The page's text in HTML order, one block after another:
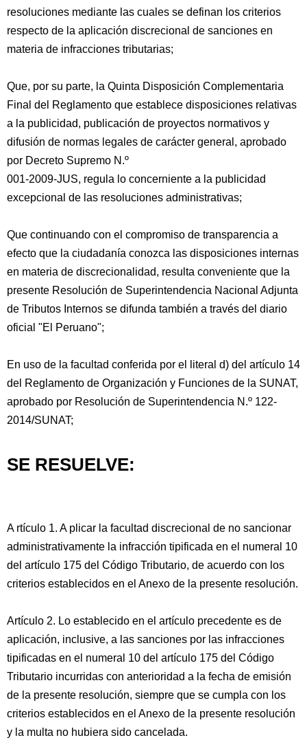
resoluciones mediante las cuales se definan los criterios
respecto de la aplicación discrecional de sanciones en
materia de infracciones tributarias;
Que, por su parte, la Quinta Disposición Complementaria
Final del Reglamento que establece disposiciones relativas
a la publicidad, publicación de proyectos normativos y
difusión de normas legales de carácter general, aprobado
por Decreto Supremo N.º
001-2009-JUS, regula lo concerniente a la publicidad
excepcional de las resoluciones administrativas;
Que continuando con el compromiso de transparencia a
efecto que la ciudadanía conozca las disposiciones internas
en materia de discrecionalidad, resulta conveniente que la
presente Resolución de Superintendencia Nacional Adjunta
de Tributos Internos se difunda también a través del diario
oficial "El Peruano";
En uso de la facultad conferida por el literal d) del artículo 14
del Reglamento de Organización y Funciones de la SUNAT,
aprobado por Resolución de Superintendencia N.º 122-
2014/SUNAT;
SE RESUELVE:
A rtículo 1. A plicar la facultad discrecional de no sancionar
administrativamente la infracción tipificada en el numeral 10
del artículo 175 del Código Tributario, de acuerdo con los
criterios establecidos en el Anexo de la presente resolución.
Artículo 2. Lo establecido en el artículo precedente es de
aplicación, inclusive, a las sanciones por las infracciones
tipificadas en el numeral 10 del artículo 175 del Código
Tributario incurridas con anterioridad a la fecha de emisión
de la presente resolución, siempre que se cumpla con los
criterios establecidos en el Anexo de la presente resolución
y la multa no hubiera sido cancelada.